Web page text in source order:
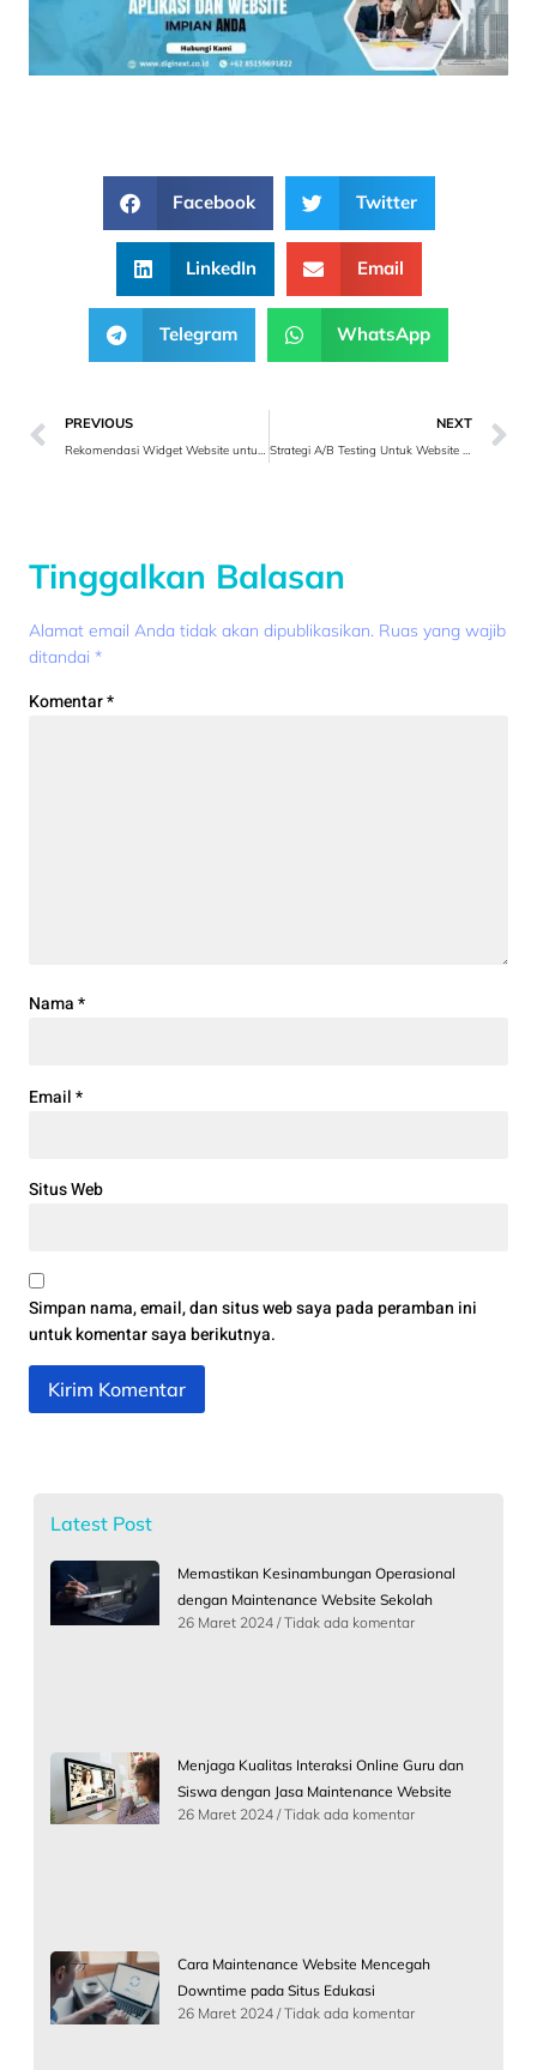
Facebook Twitter
LinkedIn Email
Telegram WhatsApp
PREVIOUS NEXT
Tinggalkan Balasan
Alamat email Anda tidak akan dipublikasikan. Ruas yang wajib
ditandai *
Komentar*
Nama*
Email*
Situs Web
Simpan nama, email, dan situs web saya pada peramban ini
untuk komentar saya berikutnya.
Latest Post
Memastikan Kesinambungan Operasional
dengan Maintenance Website Sekolah
26 Maret 2024 Tidak ada komentar
Menjaga Kualitas Interaksi Online Guru dan
Siswa dengan Jasa Maintenance Website
26 Maret 2024 Tidak ada komentar
Cara Maintenance Website Mencegah
Downtime pada Situs Edukasi
26 Maret 2024 Tidak ada komentar